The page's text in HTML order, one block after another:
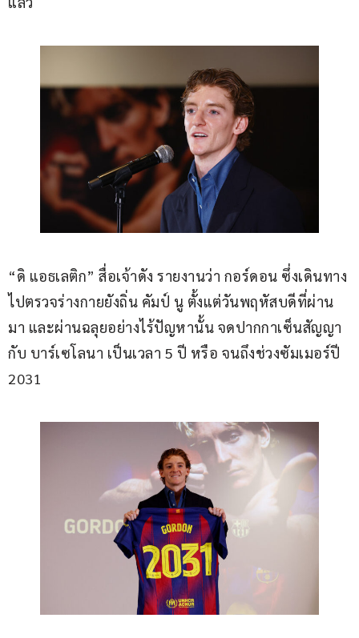
“ดิ แอธเลติก” สื่อเจ้าดัง รายงานว่า กอร์ดอน ซึ่งเดินทาง
ไปตรวจร่างกายยังถิ่น คัมป์ นู ตั้งแต่วันพฤหัสบดีที่ผ่าน
มา และผ่านฉลุยอย่างไร้ปัญหานั้น จดปากกาเซ็นสัญญา
กับ บาร์เซโลนา เป็นเวลา 5 ปี หรือ จนถึงช่วงซัมเมอร์ปี
2031